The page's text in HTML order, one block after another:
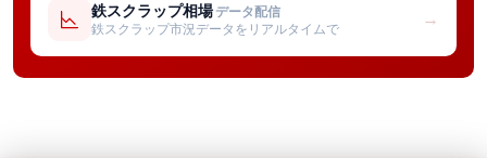
鉄スクラップ相場 データ配信
鉄スクラップ市況データをリアルタイムで
→